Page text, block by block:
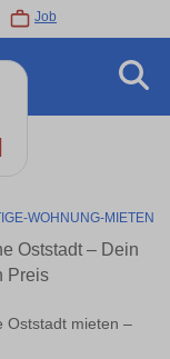
Job
WOHNUNG-MIETEN
Oststadt – Dein
Preis
Oststadt mieten –